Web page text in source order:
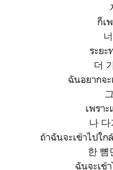
ก็เ
ระย
더
ฉันอยากจ
เพรา
나
ถ้าฉันจะเข้าไปใก
한 뼘
ฉันจะเข้